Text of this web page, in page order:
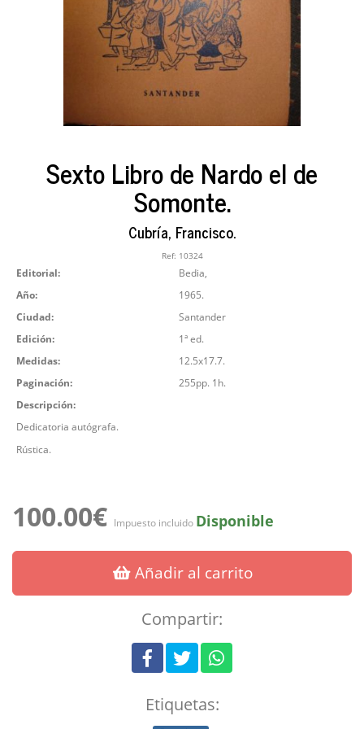
Sexto Libro de Nardo el de
Somonte.
Cubría, Francisco.
Ref: 10324
Editorial:
Bedia,
Año:
1965.
Ciudad:
Santander
Edición:
1ª ed.
Medidas:
12.5x17.7.
Paginación:
255pp. 1h.
Descripción:
Dedicatoria autógrafa.
Rústica.
100.00€ Impuesto incluido Disponible
Añadir al carrito
Compartir:
Etiquetas: